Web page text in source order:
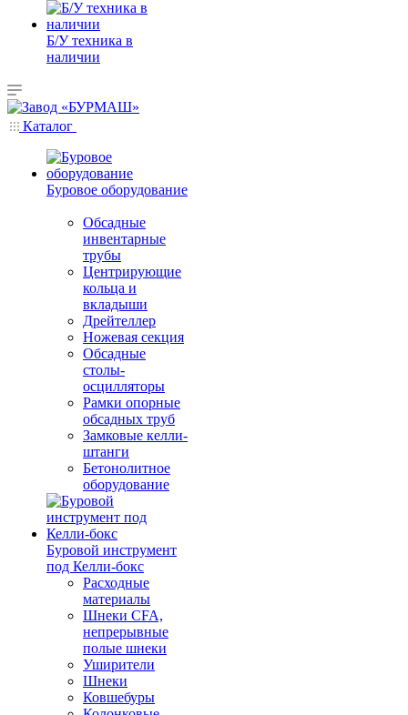
Б/У техника в
наличии
Каталог
Буровое оборудование
Обсадные
инвентарные
трубы
Центрирующие
кольца и
вкладыши
Дрейтеллер
Ножевая секция
Обсадные
столы-
осцилляторы
Рамки опорные
обсадных труб
Замковые келли-
штанги
Бетонолитное
оборудование
Буровой инструмент
под Келли-бокс
Расходные
материалы
Шнеки CFA,
непрерывные
полые шнеки
Уширители
Шнеки
Ковшебуры